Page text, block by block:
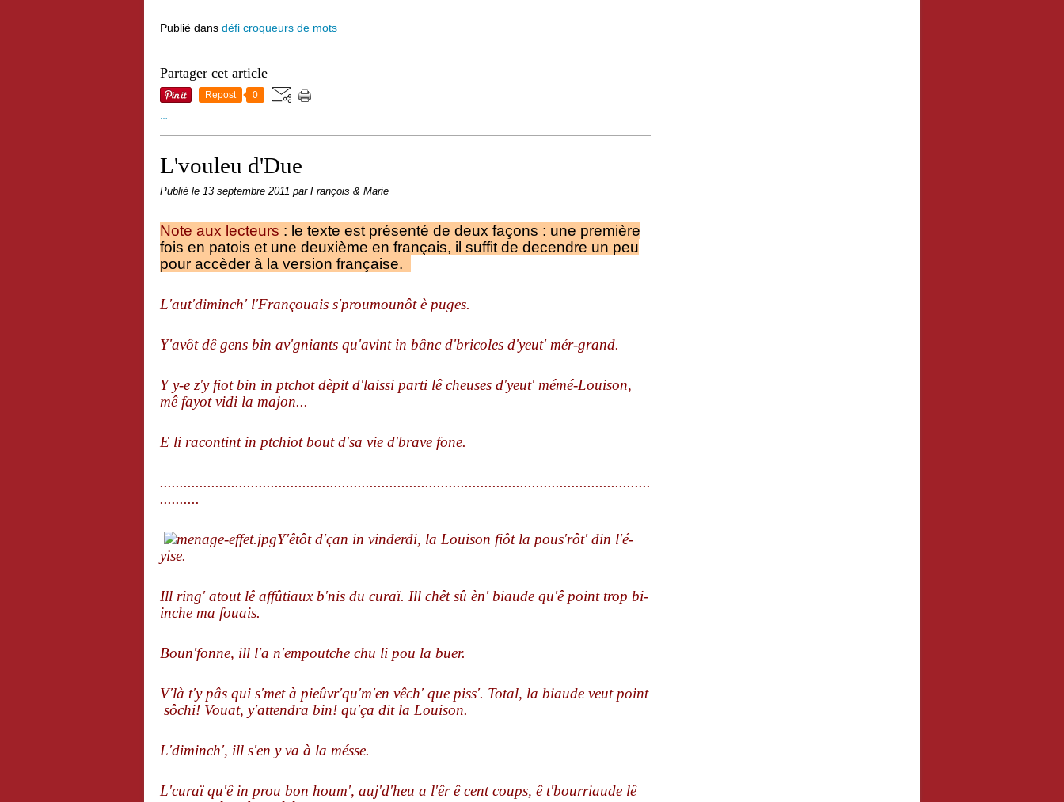
Publié dans défi croqueurs de mots
Partager cet article
Repost 0
L'vouleu d'Due
Publié le 13 septembre 2011 par François & Marie
Note aux lecteurs : le texte est présenté de deux façons : une première
fois en patois et une deuxième en français, il suffit de decendre un peu
pour accèder à la version française.
L'aut'diminch' l'Françouais s'proumounôt è puges.
Y'avôt dê gens bin av'gniants qu'avint in bânc d'bricoles d'yeut' mér-grand.
Y y-e z'y fiot bin in ptchot dèpit d'laissi parti lê cheuses d'yeut' mémé-Louison,
mê fayot vidi la majon...
E li racontint in ptchiot bout d'sa vie d'brave fone.
............................................................................................................................
..........
Y'êtôt d'çan in vinderdi, la Louison fiôt la pous'rôt' din l'é-
yise.
Ill ring' atout lê affûtiaux b'nis du curaï. Ill chêt sû èn' biaude qu'ê point trop bi-
inche ma fouais.
Boun'fonne, ill l'a n'empoutche chu li pou la buer.
V'là t'y pâs qui s'met à pieûvr'qu'm'en vêch' que piss'. Total, la biaude veut point
sôchi! Vouat, y'attendra bin! qu'ça dit la Louison.
L'diminch', ill s'en y va à la mésse.
L'curaï qu'ê in prou bon houm', auj'd'heu a l'êr ê cent coups, ê t'bourriaude lê